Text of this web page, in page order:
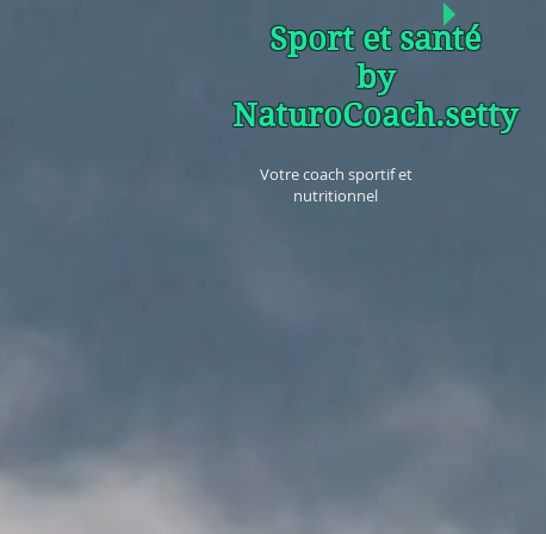
Sport et santé
by
NaturoCoach.setty
Votre coach sportif et
nutritionnel